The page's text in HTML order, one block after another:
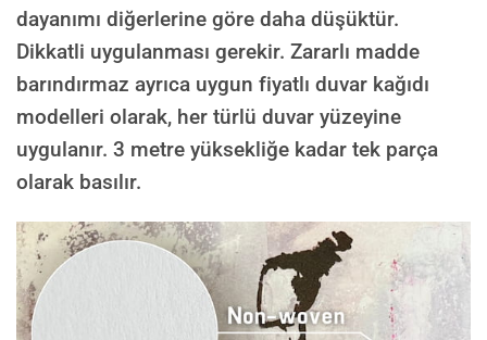
dayanımı diğerlerine göre daha düşüktür.
Dikkatli uygulanması gerekir. Zararlı madde
barındırmaz ayrıca uygun fiyatlı duvar kağıdı
modelleri olarak, her türlü duvar yüzeyine
uygulanır. 3 metre yüksekliğe kadar tek parça
olarak basılır.